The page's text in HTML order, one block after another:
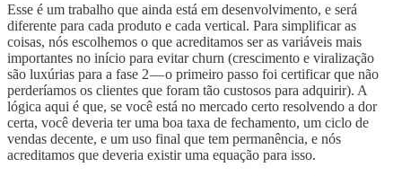
Esse é um trabalho que ainda está em desenvolvimento, e será
diferente para cada produto e cada vertical. Para simplificar as
coisas, nós escolhemos o que acreditamos ser as variáveis mais
importantes no início para evitar churn (crescimento e viralização
são luxúrias para a fase 2 — o primeiro passo foi certificar que não
perderíamos os clientes que foram tão custosos para adquirir). A
lógica aqui é que, se você está no mercado certo resolvendo a dor
certa, você deveria ter uma boa taxa de fechamento, um ciclo de
vendas decente, e um uso final que tem permanência, e nós
acreditamos que deveria existir uma equação para isso.